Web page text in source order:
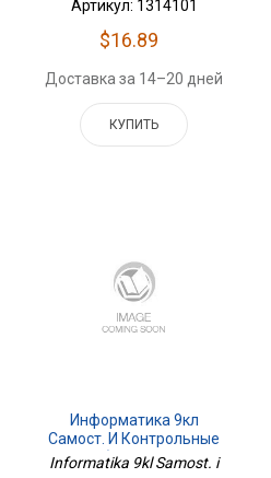
Артикул: 1314101
$16.89
Доставка за 14–20 дней
КУПИТЬ
Информатика 9кл
Самост. И Контрольные
Работы Базов
Informatika 9kl Samost. i